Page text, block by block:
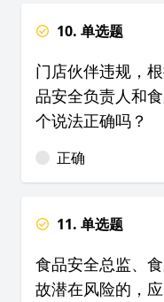
10. 单选题
门店伙伴违规，
品安全负责人和
个说法正确吗？
正确
11. 单选题
食品安全总监、
故潜在风险的，